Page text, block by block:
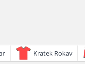
Kratek Rokav